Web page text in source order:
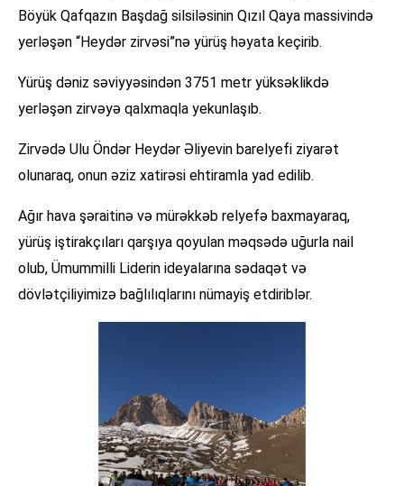
Böyük Qafqazın Başdağ silsiləsinin Qızıl Qaya massivində
yerləşən “Heydər zirvəsi”nə yürüş həyata keçirib.
Yürüş dəniz səviyyəsindən 3751 metr yüksəklikdə
yerləşən zirvəyə qalxmaqla yekunlaşıb.
Zirvədə Ulu Öndər Heydər Əliyevin barelyefi ziyarət
olunaraq, onun əziz xatirəsi ehtiramla yad edilib.
Ağır hava şəraitinə və mürəkkəb relyefə baxmayaraq,
yürüş iştirakçıları qarşıya qoyulan məqsədə uğurla nail
olub, Ümummilli Liderin ideyalarına sədaqət və
dövlətçiliyimizə bağlılıqlarını nümayiş etdiriblər.